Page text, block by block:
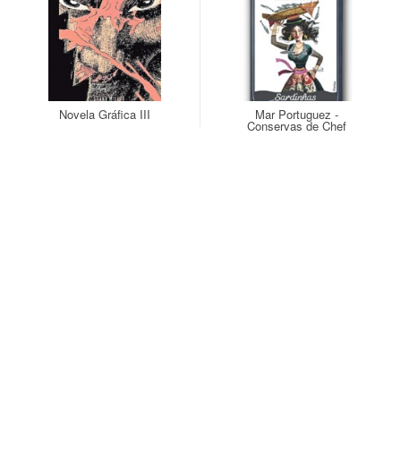
30/12/2015 18:41
Quero expressar a minha satisfação pela nomeação do Prof. Sobrinho
Simões e por todos os cientístas portugueses que neste ano se
destacaram, e por aqueles que, não sendo notícia, trabalham diariamente
para o avanço do conhecimento. O meu orgulho de ser português
também reside nestes profissionais. Meu bem-haja.
Novela Gráfica III Mar Portuguez -
Conservas de Chef